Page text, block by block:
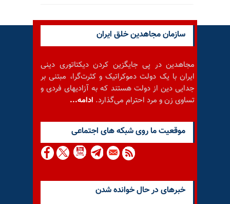
سازمان مجاهدین خلق ایران
مجاهدین در پی جایگزین کردن دیکتاتوری دینی
ایران با یک دولت دموکراتیک و کثرت‌گرا، مبتنی بر
جدایی دین از دولت هستند که به آزادیهای فردی و
تساوی زن و مرد احترام می‌گذارد. ادامه...
موقعيت ما روى شبكه هاى اجتماعى
خبرهای در حال خوانده شدن